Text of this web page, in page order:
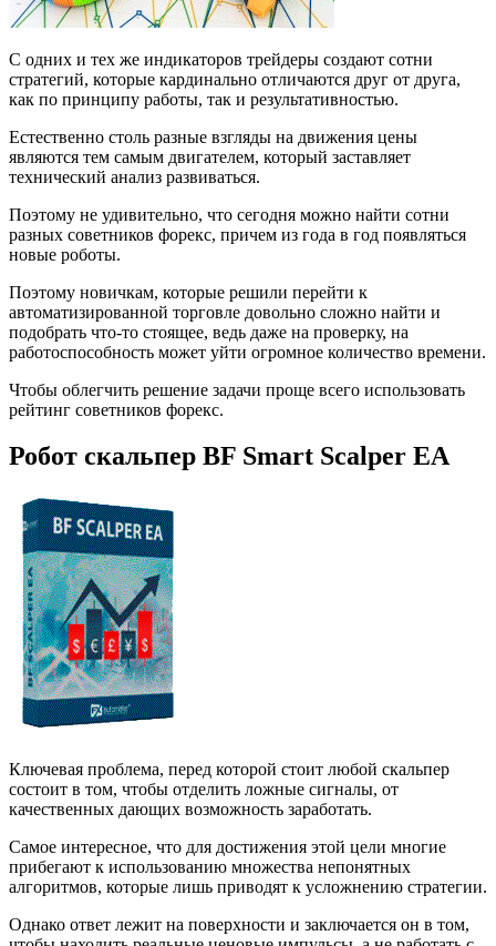
С одних и тех же индикаторов трейдеры создают сотни
стратегий, которые кардинально отличаются друг от друга,
как по принципу работы, так и результативностью.
Естественно столь разные взгляды на движения цены
являются тем самым двигателем, который заставляет
технический анализ развиваться.
Поэтому не удивительно, что сегодня можно найти сотни
разных советников форекс, причем из года в год появляться
новые роботы.
Поэтому новичкам, которые решили перейти к
автоматизированной торговле довольно сложно найти и
подобрать что-то стоящее, ведь даже на проверку, на
работоспособность может уйти огромное количество времени.
Чтобы облегчить решение задачи проще всего использовать
рейтинг советников форекс.
Робот скальпер BF Smart Scalper EA
Ключевая проблема, перед которой стоит любой скальпер
состоит в том, чтобы отделить ложные сигналы, от
качественных дающих возможность заработать.
Самое интересное, что для достижения этой цели многие
прибегают к использованию множества непонятных
алгоритмов, которые лишь приводят к усложнению стратегии.
Однако ответ лежит на поверхности и заключается он в том,